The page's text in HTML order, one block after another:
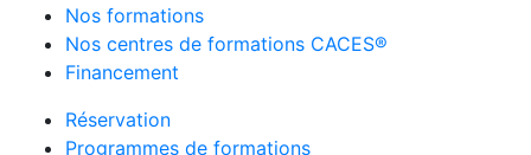
Nos formations
Nos centres de formations CACES®
Financement
Réservation
Programmes de formations